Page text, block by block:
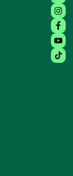
nouvelle
une nouvelle
fenêtre)